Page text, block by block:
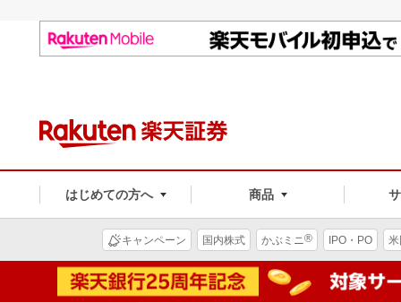
はじめての方へ 商品
キャンペーン 国内株式 かぶミニ® IPO・PO